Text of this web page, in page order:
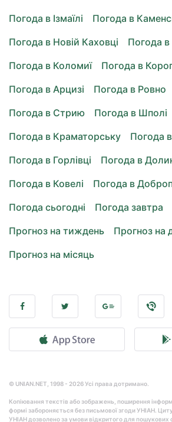
Погода в Ізмаїлі
Погода в
Погода в Новій Каховці
Погода в
Погода в Коломиї
Погода в
Погода в Арцизі
Погода в Ровно
Погода в Стрию
Погода в Шполі
Погода в Краматорську
Погода
Погода в Горлівці
Погода в
Погода в Ковелі
Погода в
Погода сьогодні
Погода завтра
Прогноз на тиждень
Прогноз на
Прогноз на місяць
© UNIAN.NET, 1998 - 2026 Усі права дотримано.
Копіювання текстів або зображень, поширення
формі забороняється без письмової згоди УНІАН.
УНІАН дозволено за умови відкритого для пошукових